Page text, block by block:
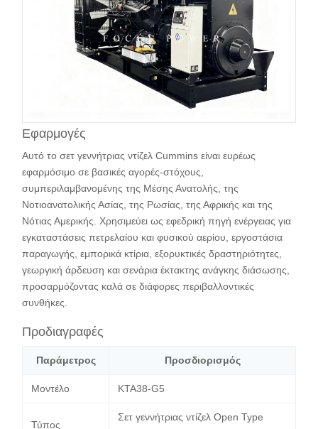
Εφαρμογές
Αυτό το σετ γεννήτριας ντίζελ Cummins είναι ευρέως
εφαρμόσιμο σε βασικές αγορές-στόχους,
συμπεριλαμβανομένης της Μέσης Ανατολής, της
Νοτιοανατολικής Ασίας, της Ρωσίας, της Αφρικής και της
Νότιας Αμερικής. Χρησιμεύει ως εφεδρική πηγή ενέργειας για
εγκαταστάσεις πετρελαίου και φυσικού αερίου, εργοστάσια
παραγωγής, εμπορικά κτίρια, εξορυκτικές δραστηριότητες,
γεωργική άρδευση και σενάρια έκτακτης ανάγκης διάσωσης,
προσαρμόζοντας καλά σε διάφορες περιβαλλοντικές
συνθήκες.
Προδιαγραφές
Παράμετρος Προσδιορισμός
Μοντέλο KTA38-G5
Τύπος
Σετ γεννήτριας ντίζελ Open Type